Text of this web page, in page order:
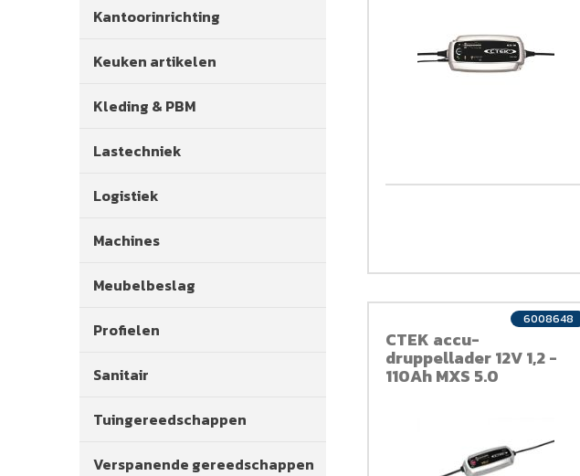
Kantoorinrichting
Keuken artikelen
Kleding & PBM
Lastechniek
Logistiek
Machines
Meubelbeslag
Profielen
Sanitair
Tuingereedschappen
Verspanende gereedschappen
CTEK accu-
druppellader 12V 1,2 -
110Ah MXS 5.0
6008648